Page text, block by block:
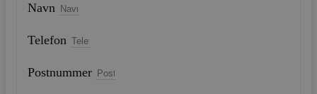
Navn
Telefon
Postnummer